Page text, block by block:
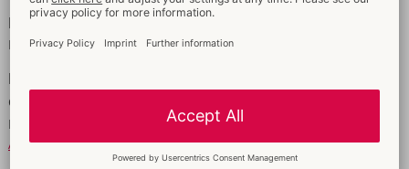
Cuir (buffle/bœuf/agneau, tannage sans chrome), métal.
Propriétés
Pour les hommes
Données
Couleur:
Matière:
Aux informations matérielles